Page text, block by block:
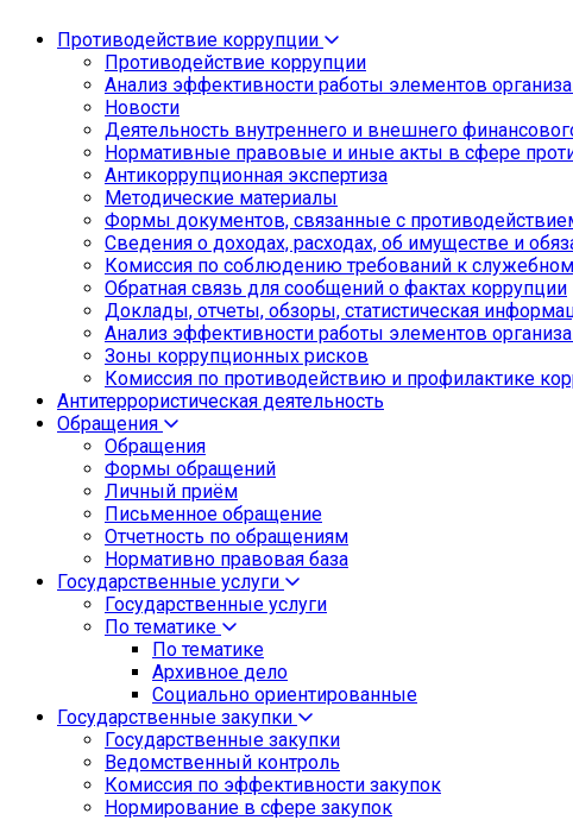
Противодействие коррупции
Противодействие коррупции
Анализ эффективности работы элементов
Новости
Деятельность внутреннего и внешнего
Нормативные правовые и иные акты в сфере
Антикоррупционная экспертиза
Методические материалы
Формы документов, связанные с
Сведения о доходах, расходах, об имуществе и
Комиссия по соблюдению требований к
Обратная связь для сообщений о фактах коррупции
Доклады, отчеты, обзоры, статистическая
Анализ эффективности работы элементов
Зоны коррупционных рисков
Комиссия по противодействию и профилактике
Антитеррористическая деятельность
Обращения
Обращения
Формы обращений
Личный приём
Письменное обращение
Отчетность по обращениям
Нормативно правовая база
Государственные услуги
Государственные услуги
По тематике
По тематике
Архивное дело
Социально ориентированные
Государственные закупки
Государственные закупки
Ведомственный контроль
Комиссия по эффективности закупок
Нормирование в сфере закупок